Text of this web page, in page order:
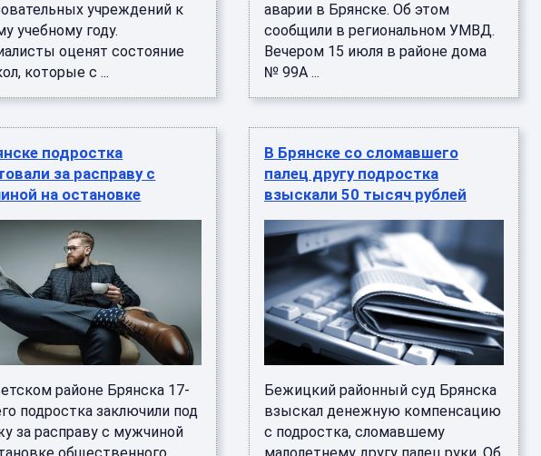
учреждений к
учебному году.
оценят состояние
которые с ...
аварии в Брянске. Об этом
сообщили в региональном УМВД.
Вечером 15 июля в районе дома
№ 99А ...
подростка
за расправу с
на остановке
районе Брянска 17-
подростка заключили под
за расправу с мужчиной
В Брянске со сломавшего
палец другу подростка
взыскали 50 тысяч рублей
Бежицкий районный суд Брянска
взыскал денежную компенсацию
с подростка, сломавшему